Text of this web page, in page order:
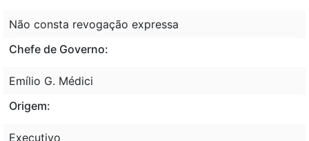
Não consta revogação expressa
Chefe de Governo:
Emílio G. Médici
Origem:
Executivo